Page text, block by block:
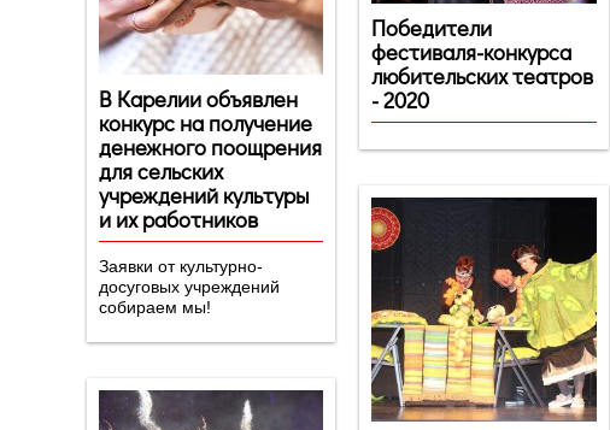
В Карелии объявлен
конкурс на получение
денежного поощрения
для сельских
учреждений культуры
и их работников
Заявки от культурно-
досуговых учреждений
собираем мы!
Победители
фестиваля-конкурса
любительских театров
- 2020